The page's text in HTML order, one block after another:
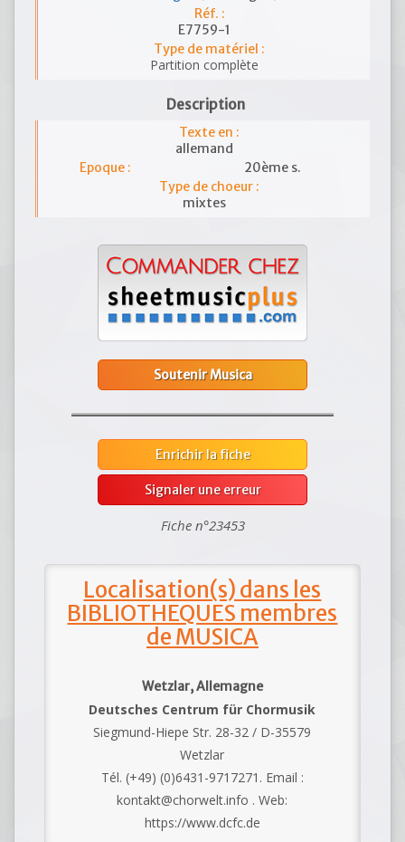
Réf. :
E7759-1
Type de matériel :
Partition complète
Description
Texte en :
allemand
Epoque :
20ème s.
Type de choeur :
mixtes
Soutenir Musica
Enrichir la fiche
Signaler une erreur
Fiche n°23453
Localisation(s) dans les
BIBLIOTHEQUES membres
de MUSICA
Wetzlar, Allemagne
Deutsches Centrum für Chormusik
Siegmund-Hiepe Str. 28-32 / D-35579
Wetzlar
Tél. (+49) (0)6431-9717271. Email :
kontakt@chorwelt.info . Web:
https://www.dcfc.de